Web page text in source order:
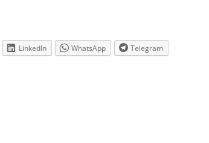
LinkedIn WhatsApp Telegram